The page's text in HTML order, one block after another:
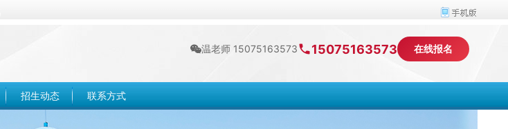
温老师 15075163573 15075163573 在线报名
招生动态 联系方式